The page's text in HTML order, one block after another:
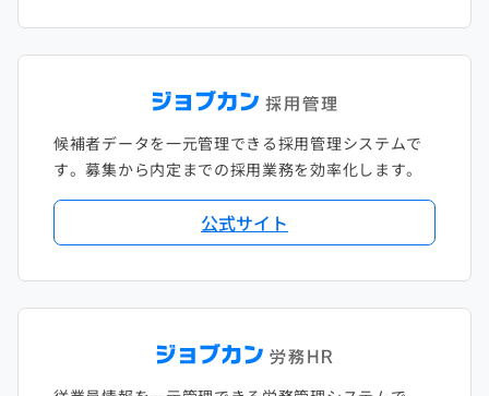
候補者データを一元管理できる採用管理システムで
す。募集から内定までの採用業務を効率化します。
公式サイト